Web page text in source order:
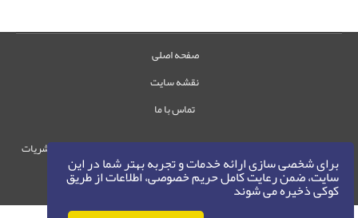
برای شخصی سازی ارائه خدمات و تجربه بهتر شما در این
سایت، ضمن رعایت کامل حریم خصوصی، اطلاعات از طریق
کوکی ذخیره می شوند
صفحه اصلی
نقشه سایت
تماس با ما
حقوق این وب‌سایت متعلق به سامانه مدیریت نشریات
رایمگ است.
حق نشر 1405-1396